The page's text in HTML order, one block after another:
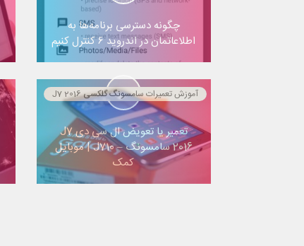
چگونه دسترسی برنامه‌ها به
اطلاعاتمان در اندروید ۶ کنترل کنیم
تعمیر یا تعویض ال سی دی J7
2016 سامسونگ – J710 | موبایل
کمک
آموزش تعمیرات سامسونگ گلکسی J7 2016